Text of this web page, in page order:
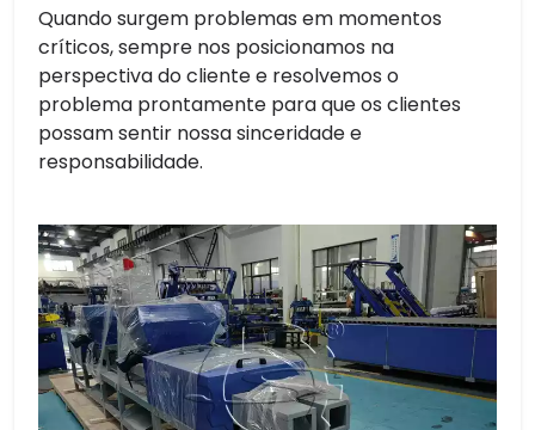
Quando surgem problemas em momentos
críticos, sempre nos posicionamos na
perspectiva do cliente e resolvemos o
problema prontamente para que os clientes
possam sentir nossa sinceridade e
responsabilidade.